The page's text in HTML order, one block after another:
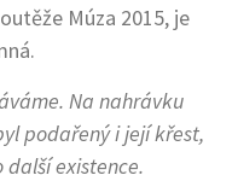
Múza 2015, je
Na nahrávku
podařený i její křest,
existence.